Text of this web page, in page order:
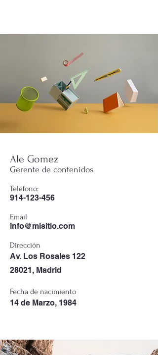
Ale Gomez
Gerente de contenidos
Teléfono:
914-123-456
Email
info@misitio.com
Dirección
Av. Los Rosales 122
28021, Madrid
Fecha de nacimiento
14 de Marzo, 1984